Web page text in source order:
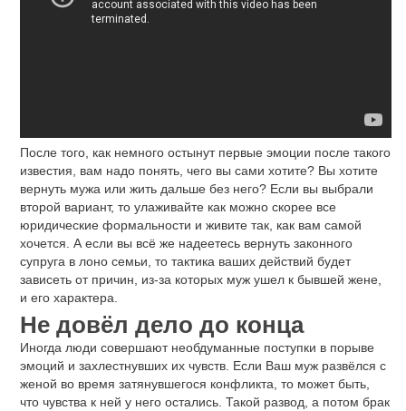
После того, как немного остынут первые эмоции после такого
известия, вам надо понять, чего вы сами хотите? Вы хотите
вернуть мужа или жить дальше без него? Если вы выбрали
второй вариант, то улаживайте как можно скорее все
юридические формальности и живите так, как вам самой
хочется. А если вы всё же надеетесь вернуть законного
супруга в лоно семьи, то тактика ваших действий будет
зависеть от причин, из-за которых муж ушел к бывшей жене,
и его характера.
Не довёл дело до конца
Иногда люди совершают необдуманные поступки в порыве
эмоций и захлестнувших их чувств. Если Ваш муж развёлся с
женой во время затянувшегося конфликта, то может быть,
что чувства к ней у него остались. Такой развод, а потом брак